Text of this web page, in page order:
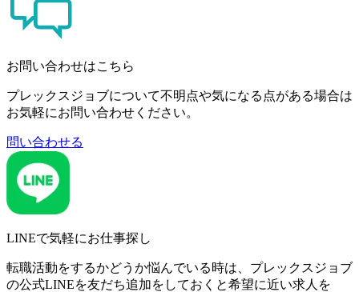
お問い合わせはこちら
プレックスジョブについて不明点や気になる点がある場合は
お気軽にお問い合わせください。
問い合わせる
LINEで気軽にお仕事探し
転職活動をするかどうか悩んでいる時は、プレックスジョブ
の公式LINEを友だち追加をしておくと希望に近い求人を